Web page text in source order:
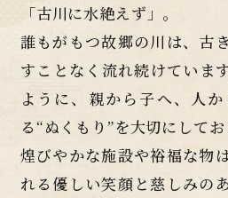
「古川に水絶えず」。
誰もがもつ故郷の川は、古
すことなく流れ続けていま
ように、親から子へ、人
る“ぬくもり”を大切にしてお
煌びやかな施設や裕福な物
れる優しい笑顔と慈しみの